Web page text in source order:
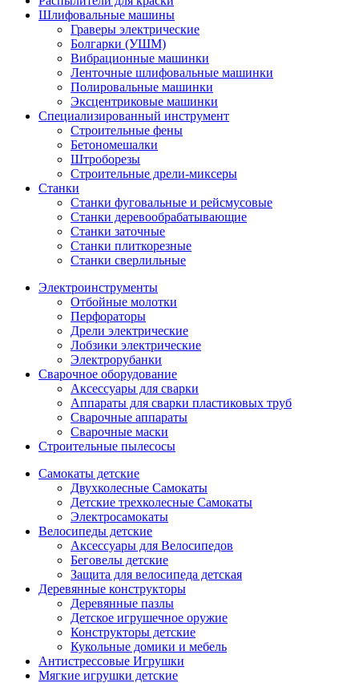
Шлифовальные машины
Граверы электрические
Болгарки (УШМ)
Вибрационные машинки
Ленточные шлифовальные машинки
Полировальные машинки
Эксцентриковые машинки
Специализированный инструмент
Строительные фены
Бетономешалки
Штроборезы
Строительные дрели-миксеры
Станки
Станки фуговальные и рейсмусовые
Станки деревообрабатывающие
Станки заточные
Станки плиткорезные
Станки сверлильные
Электроинструменты
Отбойные молотки
Перфораторы
Дрели электрические
Лобзики электрические
Электрорубанки
Сварочное оборудование
Аксессуары для сварки
Аппараты для сварки пластиковых труб
Сварочные аппараты
Сварочные маски
Строительные пылесосы
Самокаты детские
Двухколесные Cамокаты
Детские трехколесные Самокаты
Электросамокаты
Велосипеды детские
Аксессуары для Велосипедов
Беговелы детские
Защита для велосипеда детская
Деревянные конструкторы
Деревянные пазлы
Детское игрушечное оружие
Конструкторы детские
Кукольные домики и мебель
Антистрессовые Игрушки
Мягкие игрушки детские